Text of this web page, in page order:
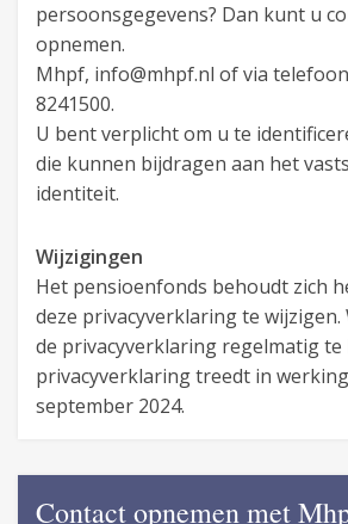
persoonsgegevens? Dan kunt u
opnemen.
Mhpf, info@mhpf.nl of via
8241500.
U bent verplicht om u te
die kunnen bijdragen aan het
identiteit.
Wijzigingen
Het pensioenfonds behoudt zich
deze privacyverklaring te wijzigen.
de privacyverklaring regelmatig te
privacyverklaring treedt in
september 2024.
Contact opnemen met